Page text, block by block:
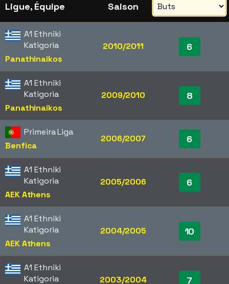
Ligue, Équipe Saison
A1 Ethniki
Katigoria
Panathinaikos
2010/2011 6
A1 Ethniki
Katigoria
Panathinaikos
2009/2010 8
Primeira Liga
Benfica
2006/2007 6
A1 Ethniki
Katigoria
AEK Athens
2005/2006 6
A1 Ethniki
Katigoria
AEK Athens
2004/2005 10
A1 Ethniki
Katigoria
2003/2004 7